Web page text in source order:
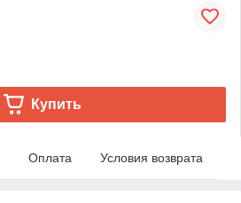
Купить
Оплата Условия возврата